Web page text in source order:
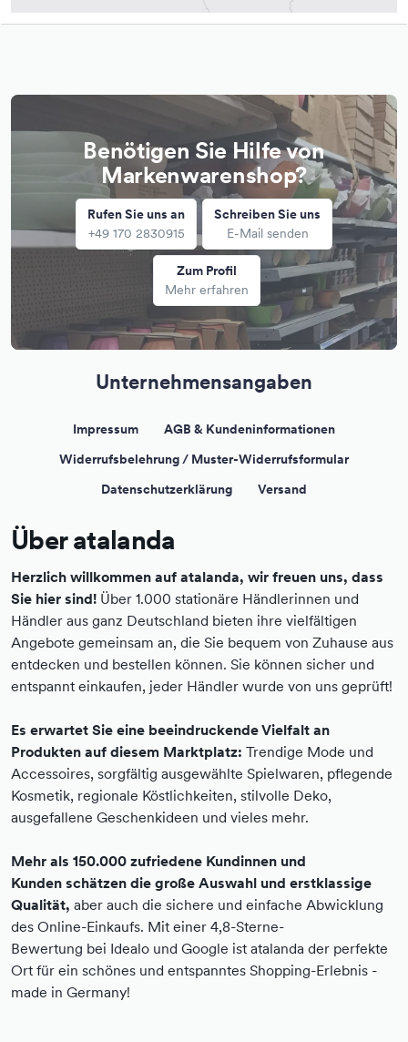
Benötigen Sie Hilfe von
Markenwarenshop?
Rufen Sie uns an
+49 170 2830915
Schreiben Sie uns
E-Mail senden
Zum Profil
Mehr erfahren
Unternehmensangaben
Impressum
AGB & Kundeninformationen
Widerrufsbelehrung / Muster-Widerrufsformular
Datenschutzerklärung
Versand
Über atalanda
Herzlich willkommen auf atalanda, wir freuen uns, dass
Sie hier sind! Über 1.000 stationäre Händlerinnen und
Händler aus ganz Deutschland bieten ihre vielfältigen
Angebote gemeinsam an, die Sie bequem von Zuhause aus
entdecken und bestellen können. Sie können sicher und
entspannt einkaufen, jeder Händler wurde von uns geprüft!
Es erwartet Sie eine beeindruckende Vielfalt an
Produkten auf diesem Marktplatz: Trendige Mode und
Accessoires, sorgfältig ausgewählte Spielwaren, pflegende
Kosmetik, regionale Köstlichkeiten, stilvolle Deko,
ausgefallene Geschenkideen und vieles mehr.
Mehr als 150.000 zufriedene Kundinnen und
Kunden schätzen die große Auswahl und erstklassige
Qualität, aber auch die sichere und einfache Abwicklung
des Online-Einkaufs. Mit einer 4,8-Sterne-
Bewertung bei Idealo und Google ist atalanda der perfekte
Ort für ein schönes und entspanntes Shopping-Erlebnis -
made in Germany!